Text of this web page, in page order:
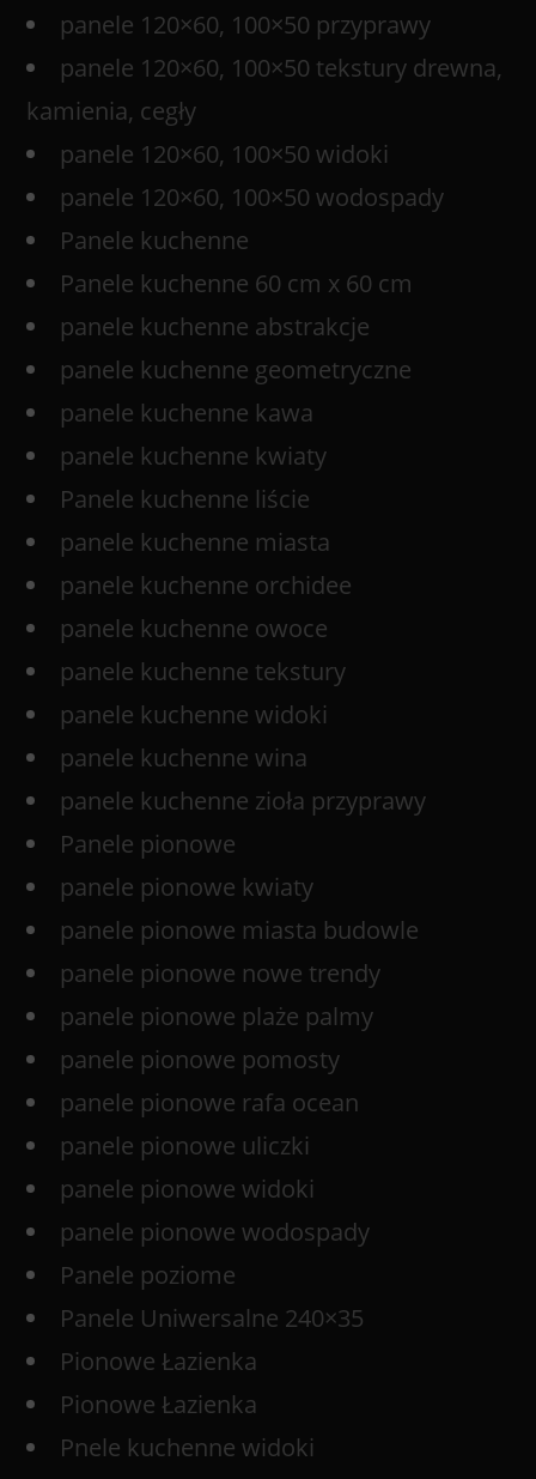
panele 120×60, 100×50 przyprawy
panele 120×60, 100×50 tekstury drewna,
kamienia, cegły
panele 120×60, 100×50 widoki
panele 120×60, 100×50 wodospady
Panele kuchenne
Panele kuchenne 60 cm x 60 cm
panele kuchenne abstrakcje
panele kuchenne geometryczne
panele kuchenne kawa
panele kuchenne kwiaty
Panele kuchenne liście
panele kuchenne miasta
panele kuchenne orchidee
panele kuchenne owoce
panele kuchenne tekstury
panele kuchenne widoki
panele kuchenne wina
panele kuchenne zioła przyprawy
Panele pionowe
panele pionowe kwiaty
panele pionowe miasta budowle
panele pionowe nowe trendy
panele pionowe plaże palmy
panele pionowe pomosty
panele pionowe rafa ocean
panele pionowe uliczki
panele pionowe widoki
panele pionowe wodospady
Panele poziome
Panele Uniwersalne 240×35
Pionowe Łazienka
Pionowe Łazienka
Pnele kuchenne widoki